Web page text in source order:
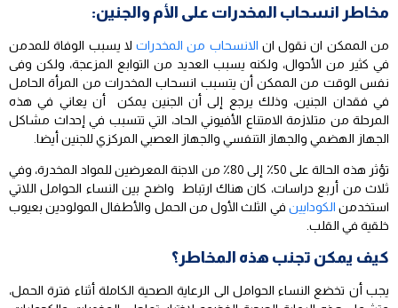
مخاطر انسحاب المخدرات على الأم والجنين:
من الممكن ان نقول ان الانسحاب من المخدراتلا يسبب الوفاة للمدمن
في كثير من الأحوال، ولكنه يسبب العديد من التوابع المزعجة، ولكن وفى
نفس الوقت من الممكن أن يتسبب انسحاب المخدرات من المرأة الحامل
في فقدان الجنين، وذلك يرجع إلى أن الجنين يمكن أن يعاني في هذه
المرحلة من متلازمة الامتناع الأفيوني الحاد، التي تتسبب في إحداث مشاكل
الجهاز الهضمي والجهاز التنفسي والجهاز العصبي المركزي للجنين أيضا.
تؤثر هذه الحالة على 50٪ إلى 80٪ من الاجنة المعرضين للمواد المخدرة، وفي
ثلاث من أربع دراسات، كان هناك ارتباط واضح بين النساء الحوامل اللاتي
استخدمن الكودايين في الثلث الأول من الحمل والأطفال المولودين بعيوب
خلقية في القلب.
كيف يمكن تجنب هذه المخاطر؟
يجب أن تخضع النساء الحوامل الى الرعاية الصحية الكاملة أثناء فترة الحمل،